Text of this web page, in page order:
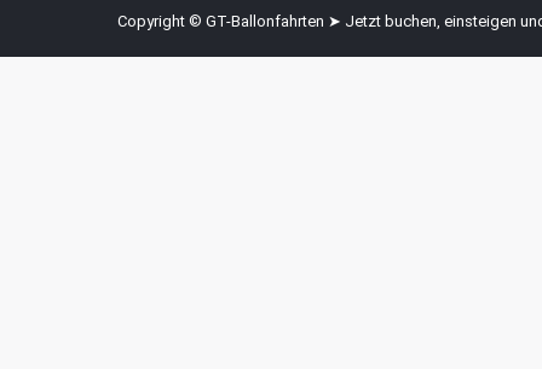
Copyright © GT-Ballonfahrten ➤ Jetzt buchen, einsteigen